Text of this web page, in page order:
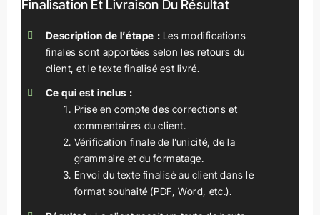
Finalisation Et Livraison Du Résultat
Description de l’étape : Les modifications
finales sont apportées selon les retours du
client, et le texte finalisé est livré.
Ce qui est inclus :
Prise en compte des corrections et
commentaires du client.
Vérification finale de l’unicité, de la
grammaire et du formatage.
Envoi du texte finalisé au client dans le
format souhaité (PDF, Word, etc.).